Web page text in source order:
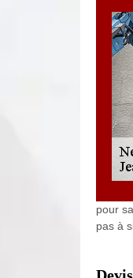
pour
pas à